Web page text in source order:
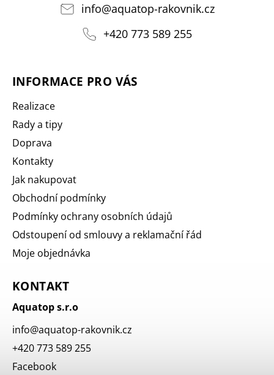
info@aquatop-rakovnik.cz
+420 773 589 255
INFORMACE PRO VÁS
Realizace
Rady a tipy
Doprava
Kontakty
Jak nakupovat
Obchodní podmínky
Podmínky ochrany osobních údajů
Odstoupení od smlouvy a reklamační řád
Moje objednávka
KONTAKT
Aquatop s.r.o
info@aquatop-rakovnik.cz
+420 773 589 255
Facebook